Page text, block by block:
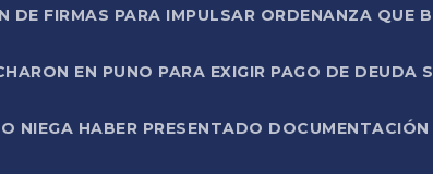
DE FIRMAS PARA IMPULSAR ORDENANZA QUE
EN PUNO PARA EXIGIR PAGO DE DEUDA
NIEGA HABER PRESENTADO